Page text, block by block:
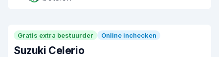
Gratis extra bestuurder Online inchecken
Suzuki Celerio